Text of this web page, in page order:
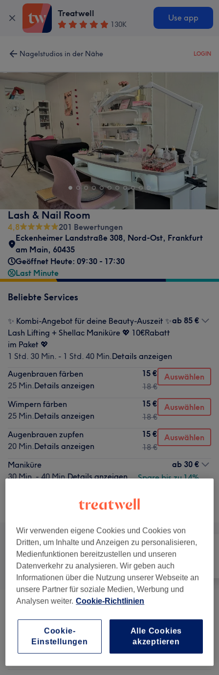
Treatwell
130K
Use app
Nagelstudios in der Nähe LOGIN
Lash & Nail Room
4,8
201 Bewertungen
Eckenheimer Landstraße 308, Nord-Ost, Frankfurt
am Main, 60435
Geöffnet Heute: 09:30 - 17:30
Last Minute
Beliebte Services
✨ Kombi-Angebot für deine Beauty-Auszeit ✨
Lash Lifting + Shellac Maniküre 💖 10€Rabatt
im Paket 💖
1 Std. 30 Min. - 1 Std. 40 Min.Details anzeigen
ab 85 €
Augenbrauen färben
25 Min.Details anzeigen
15 €
18 €
Auswählen
Wimpern färben
25 Min.Details anzeigen
15 €
18 €
Auswählen
Augenbrauen zupfen
20 Min.Details anzeigen
15 €
18 €
Auswählen
Maniküre
30 Min. - 40 Min.Details anzeigen
ab 30 €
Spare bis zu 14%
Alle Nägel
Nagelmodellage ( ab 30 €
Wir verwenden eigene Cookies und Cookies von
Dritten, um Inhalte und Anzeigen zu personalisieren,
Medienfunktionen bereitzustellen und unseren
Datenverkehr zu analysieren. Wir geben auch
Informationen über die Nutzung unserer Webseite an
unsere Partner für soziale Medien, Werbung und
Analysen weiter. Cookie-Richtlinien
Cookie-
Einstellungen
Alle Cookies
akzeptieren